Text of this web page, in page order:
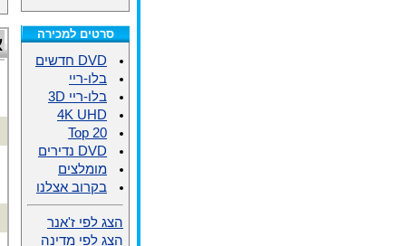
סרטים למכירה
DVD חדשים
בלו-ריי
בלו-ריי 3D
4K UHD
Top 20
DVD נדירים
מומלצים
בקרוב אצלנו
הצג לפי ז'אנר
הצג לפי מדינה